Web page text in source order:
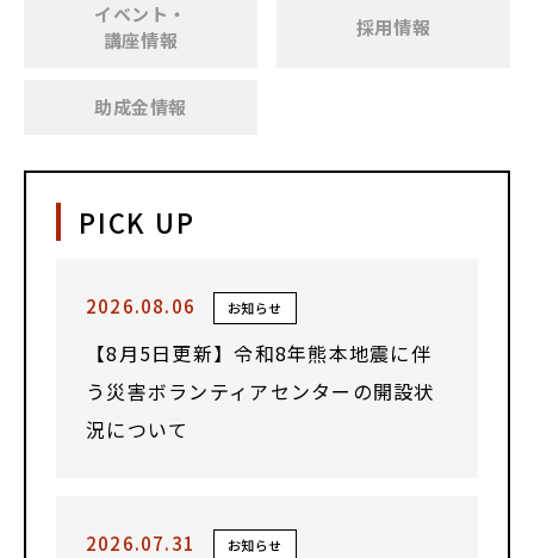
イベント・
講座情報
採用情報
助成金情報
PICK UP
2026.08.06 お知らせ
【8月5日更新】令和8年熊本地震に伴
う災害ボランティアセンターの開設状
況について
2026.07.31 お知らせ